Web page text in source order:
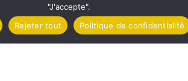
Contact
"J'accepte".
Rejeter tout Politique de confidentialité